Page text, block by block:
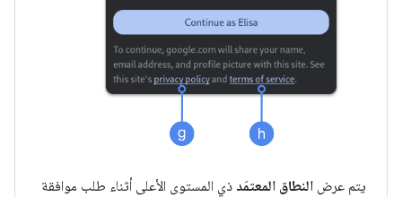
يتم عرض النطاق المعتمَد ذي المستوى الأعلى أثناء طلب موافقة